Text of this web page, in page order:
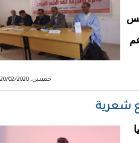
خميس, 20/02/2020 - 22:41
شعرية